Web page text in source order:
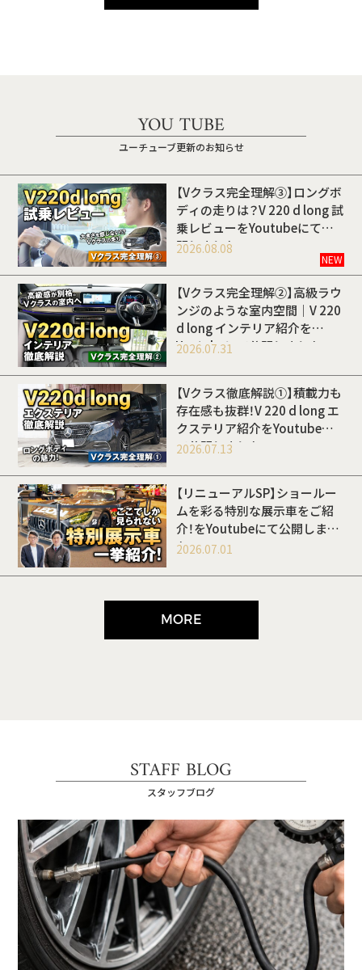
YOU TUBE
ユーチューブ更新のお知らせ
【Vクラス完全理解③】ロングボ
ディの走りは？V 220 d long 試
乗レビューをYoutubeにて公
開しました
2026.08.08
NEW
【Vクラス完全理解②】高級ラウ
ンジのような室内空間｜V 220
d long インテリア紹介を
Youtubeにて公開しました
2026.07.31
【Vクラス徹底解説①】積載力も
存在感も抜群！V 220 d long エ
クステリア紹介をYoutubeに
て公開しました
2026.07.13
【リニューアルSP】ショールー
ムを彩る特別な展示車をご紹
介！をYoutubeにて公開しまし
た
2026.07.01
MORE
STAFF BLOG
スタッフブログ